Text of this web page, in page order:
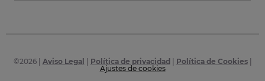
©2026| Aviso Legal Política de privacidad Política de Cookies|
Ajustes de cookies